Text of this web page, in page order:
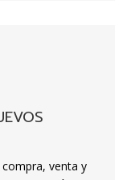
venta y